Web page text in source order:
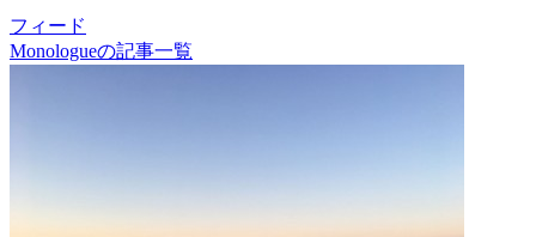
フィード
Monologueの記事一覧